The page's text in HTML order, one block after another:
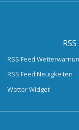
RSS Feed
RSS Feed Neuigkeiten
Wetter Widget